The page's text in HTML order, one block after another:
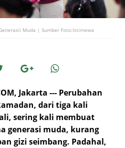
Muda | Sumber Foto:Istimewa
Jakarta --- Perubahan
dari tiga kali
sering kali membuat
generasi muda, kurang
gizi seimbang. Padahal,